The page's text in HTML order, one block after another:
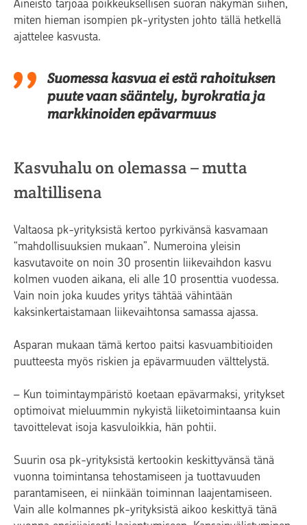
Aineisto tarjoaa poikkeuksellisen suoran näkymän siihen,
miten hieman isompien pk-yritysten johto tällä hetkellä
ajattelee kasvusta.
Suomessa kasvua ei estä rahoituksen
puute vaan sääntely, byrokratia ja
markkinoiden epävarmuus
Kasvuhalu on olemassa – mutta
maltillisena
Valtaosa pk-yrityksistä kertoo pyrkivänsä kasvamaan
“mahdollisuuksien mukaan”. Numeroina yleisin
kasvutavoite on noin 30 prosentin liikevaihdon kasvu
kolmen vuoden aikana, eli alle 10 prosenttia vuodessa.
Vain noin joka kuudes yritys tähtää vähintään
kaksinkertaistamaan liikevaihtonsa samassa ajassa.
Asparan mukaan tämä kertoo paitsi kasvuambitioiden
puutteesta myös riskien ja epävarmuuden välttelystä.
– Kun toimintaympäristö koetaan epävarmaksi, yritykset
optimoivat mieluummin nykyistä liiketoimintaansa kuin
tavoittelevat isoja kasvuloikkia, hän pohtii.
Suurin osa pk-yrityksistä kertookin keskittyvänsä tänä
vuonna toimintansa tehostamiseen ja tuottavuuden
parantamiseen, ei niinkään toiminnan laajentamiseen.
Vain alle kolmannes pk-yrityksistä aikoo keskittyä tänä